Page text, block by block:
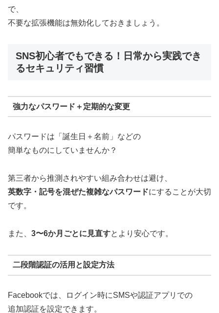
で、
不要な拡張機能は無効化しておきましょう。
SNS初心者でもできる！日常から実践でき
るセキュリティ習慣
強力なパスワード＋定期的な変更
パスワードは「誕生日＋名前」などの
簡単なものにしていませんか？
第三者から推測されやすい組み合わせは避け、
英数字・記号を混ぜた複雑なパスワードにすることが大切
です。
また、 3〜6か月ごとに見直すとより安心です。
二段階認証の活用と設定方法
Facebookでは、ログイン時にSMSや認証アプリでの
追加認証を設定できます。